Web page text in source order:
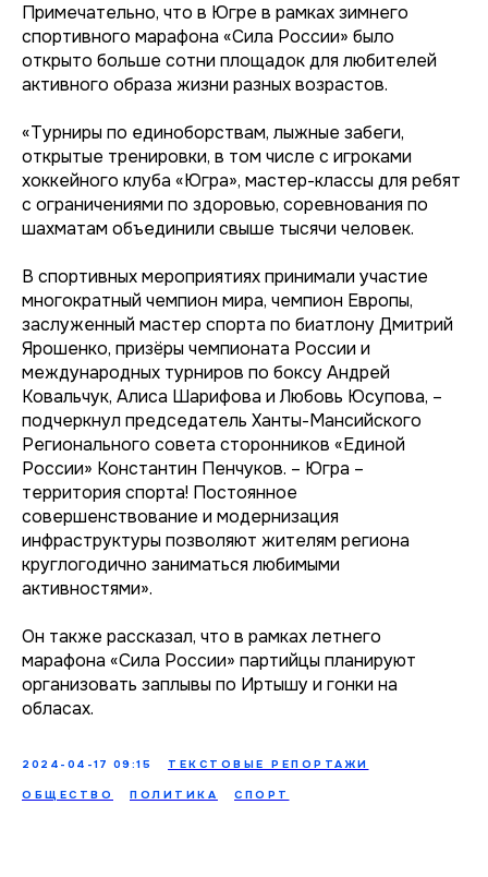
Примечательно, что в Югре в рамках зимнего
спортивного марафона «Сила России» было
открыто больше сотни площадок для любителей
активного образа жизни разных возрастов.
«Турниры по единоборствам, лыжные забеги,
открытые тренировки, в том числе с игроками
хоккейного клуба «Югра», мастер-классы для ребят
с ограничениями по здоровью, соревнования по
шахматам объединили свыше тысячи человек.
В спортивных мероприятиях принимали участие
многократный чемпион мира, чемпион Европы,
заслуженный мастер спорта по биатлону Дмитрий
Ярошенко, призёры чемпионата России и
международных турниров по боксу Андрей
Ковальчук, Алиса Шарифова и Любовь Юсупова, –
подчеркнул председатель Ханты-Мансийского
Регионального совета сторонников «Единой
России» Константин Пенчуков. – Югра –
территория спорта! Постоянное
совершенствование и модернизация
инфраструктуры позволяют жителям региона
круглогодично заниматься любимыми
активностями».
Он также рассказал, что в рамках летнего
марафона «Сила России» партийцы планируют
организовать заплывы по Иртышу и гонки на
обласах.
2024-04-17 09:15 ТЕКСТОВЫЕ РЕПОРТАЖИ
ОБЩЕСТВО ПОЛИТИКА СПОРТ